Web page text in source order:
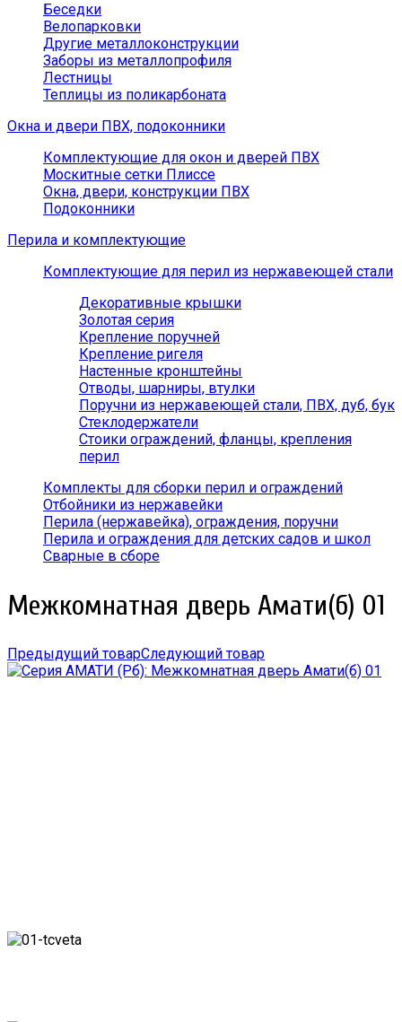
Беседки
Велопарковки
Другие металлоконструкции
Заборы из металлопрофиля
Лестницы
Теплицы из поликарбоната
Окна и двери ПВХ, подоконники
Комплектующие для окон и дверей ПВХ
Москитные сетки Плиссе
Окна, двери, конструкции ПВХ
Подоконники
Перила и комплектующие
Комплектующие для перил из нержавеющей стали
Декоративные крышки
Золотая серия
Крепление поручней
Крепление ригеля
Настенные кронштейны
Отводы, шарниры, втулки
Поручни из нержавеющей стали, ПВХ, дуб, бук
Стеклодержатели
Стоики ограждений, фланцы, крепления
перил
Комплекты для сборки перил и ограждений
Отбойники из нержавейки
Перила (нержавейка), ограждения, поручни
Перила и ограждения для детских садов и школ
Сварные в сборе
Межкомнатная дверь Амати(б) 01
Предыдущий товарСледующий товар